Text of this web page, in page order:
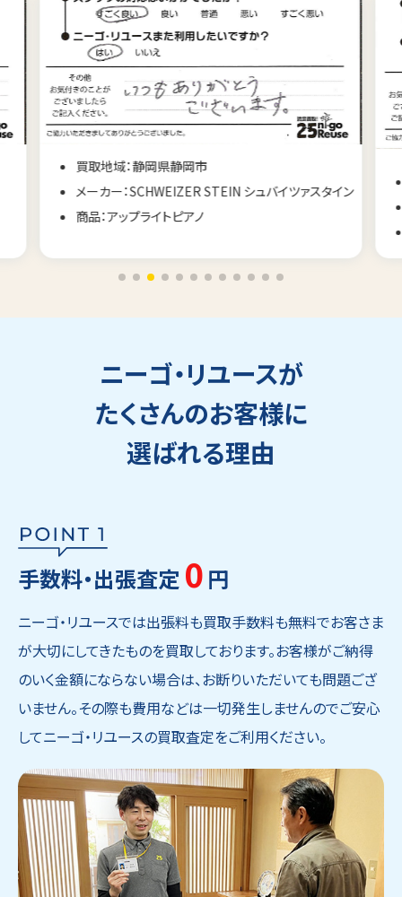
買取地域：静岡県静岡市
メーカー：SCHWEIZER STEIN シュバイツァスタイン
商品：アップライトピアノ
ニーゴ・リユースが
たくさんのお客様に
選ばれる理由
手数料・出張査定 0 円
ニーゴ・リユースでは出張料も買取手数料も無料でお客さま
が大切にしてきたものを買取しております。お客様がご納得
のいく金額にならない場合は、お断りいただいても問題ござ
いません。その際も費用などは一切発生しませんのでご安心
してニーゴ・リユースの買取査定をご利用ください。